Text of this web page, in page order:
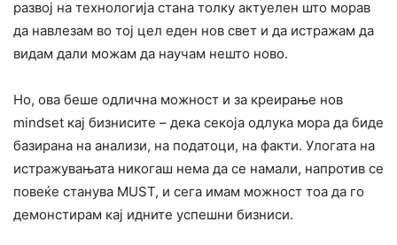
развој на технологија стана толку актуелен што морав
да навлезам во тој цел еден нов свет и да истражам да
видам дали можам да научам нешто ново.
Но, ова беше одлична можност и за креирање нов
mindset кај бизнисите – дека секоја одлука мора да биде
базирана на анализи, на податоци, на факти. Улогата на
истражувањата никогаш нема да се намали, напротив се
повеќе станува MUST, и сега имам можност тоа да го
демонстирам кај идните успешни бизниси.